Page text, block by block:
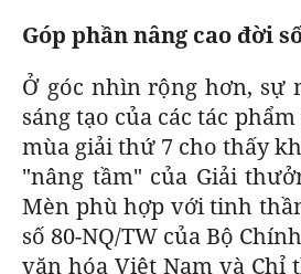
Góp phần nâng cao đời
Ở góc nhìn rộng hơn, sự
sáng tạo của các tác
mùa giải thứ 7 cho thấy
"nâng tầm" của Giải
Mèn phù hợp với tinh
số 80-NQ/TW của Bộ
văn hóa Việt Nam và Chỉ